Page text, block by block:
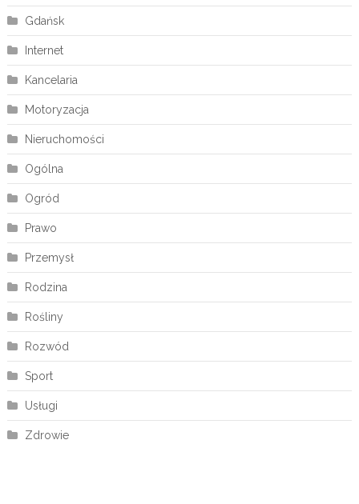
Gdańsk
Internet
Kancelaria
Motoryzacja
Nieruchomości
Ogólna
Ogród
Prawo
Przemysł
Rodzina
Rośliny
Rozwód
Sport
Usługi
Zdrowie